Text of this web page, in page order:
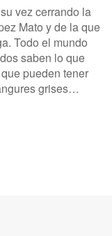
vez cerrando la
Mato y de la que
Todo el mundo
saben lo que
pueden tener
grises…